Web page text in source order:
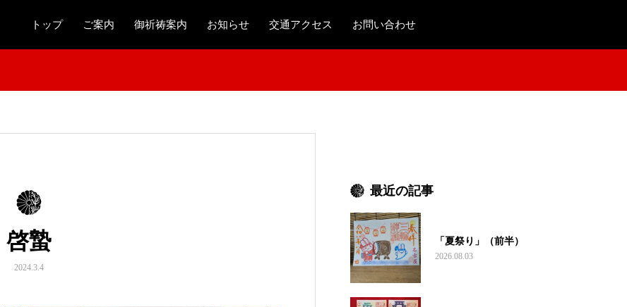
トップ ご案内 御祈祷案内 お知らせ 交通アクセス お問い合わせ
啓蟄
2024.3.4
最近の記事
「夏祭り」（前半）
2026.08.03